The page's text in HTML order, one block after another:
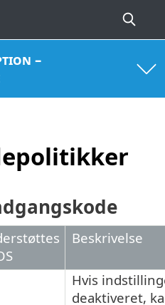
–
Beskrivelse
Hvis
deaktiveret,